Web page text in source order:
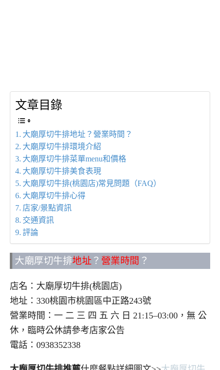
文章目錄
大廟厚切牛排地址？營業時間？
大廟厚切牛排環境介紹
大廟厚切牛排菜單menu和價格
大廟厚切牛排美食表現
大廟厚切牛排(桃園店)常見問題（FAQ）
大廟厚切牛排心得
店家/景點資訊
交通資訊
評論
大廟厚切牛排地址 ？ 營業時間 ？
店名：大廟厚切牛排(桃園店)
地址：330桃園市桃園區中正路243號
營業時間：一 二 三 四 五 六 日 21:15–03:00，無 公
休，臨時公休請參考店家公告
電話：0938352338